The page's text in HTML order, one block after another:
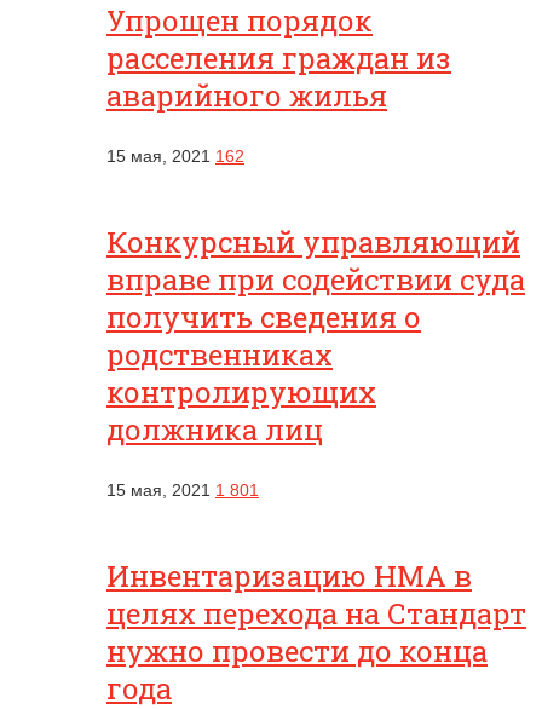
Упрощен порядок
расселения граждан из
аварийного жилья
15 мая, 2021 162
Конкурсный управляющий
вправе при содействии суда
получить сведения о
родственниках
контролирующих
должника лиц
15 мая, 2021 1 801
Инвентаризацию НМА в
целях перехода на Стандарт
нужно провести до конца
года